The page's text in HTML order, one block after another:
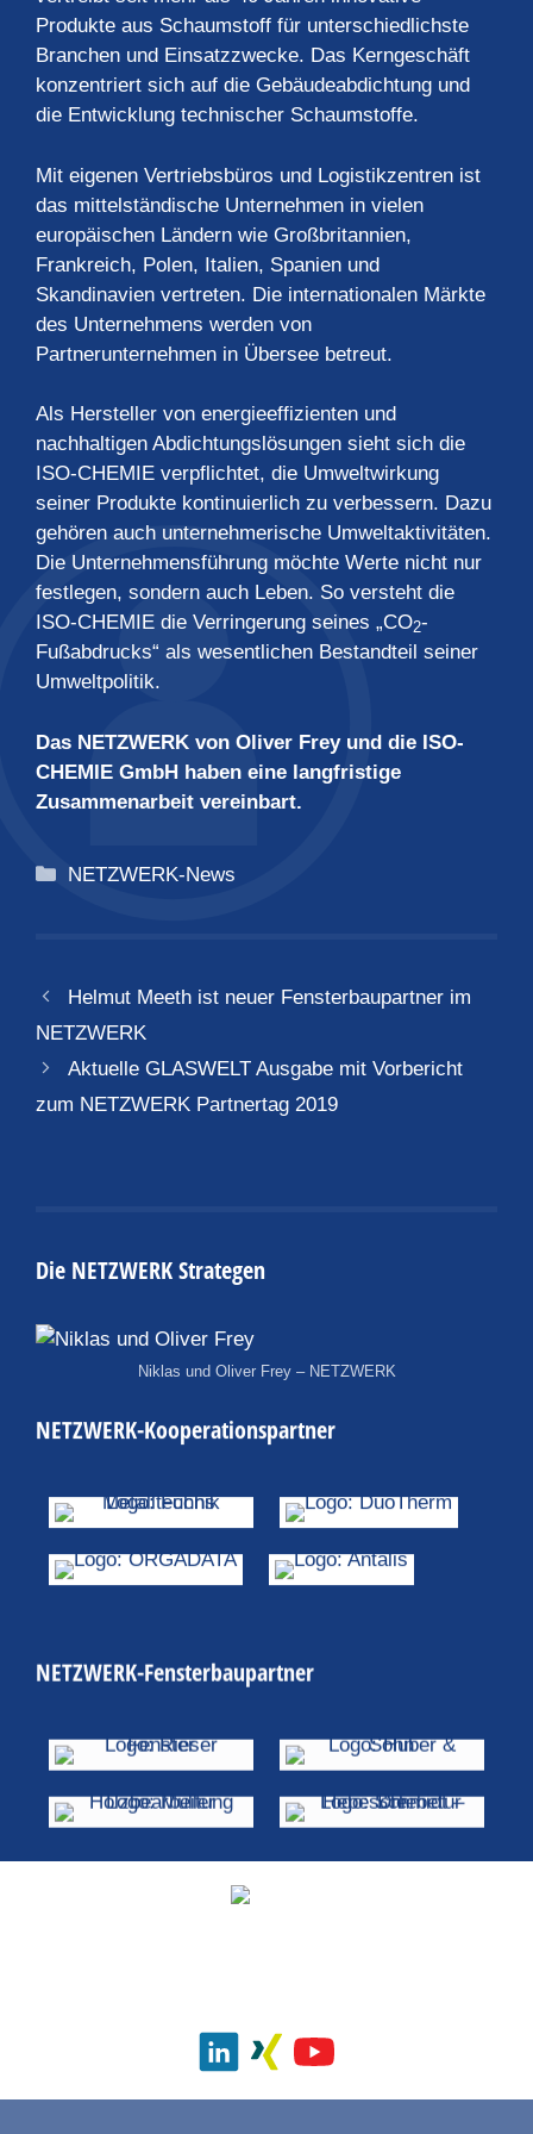
Produkte aus Schaumstoff für unterschiedlichste
Branchen und Einsatzzwecke. Das Kerngeschäft
konzentriert sich auf die Gebäudeabdichtung und
die Entwicklung technischer Schaumstoffe.
Mit eigenen Vertriebsbüros und Logistikzentren ist
das mittelständische Unternehmen in vielen
europäischen Ländern wie Großbritannien,
Frankreich, Polen, Italien, Spanien und
Skandinavien vertreten. Die internationalen Märkte
des Unternehmens werden von
Partnerunternehmen in Übersee betreut.
Als Hersteller von energieeffizienten und
nachhaltigen Abdichtungslösungen sieht sich die
ISO-CHEMIE verpflichtet, die Umweltwirkung
seiner Produkte kontinuierlich zu verbessern. Dazu
gehören auch unternehmerische Umweltaktivitäten.
Die Unternehmensführung möchte Werte nicht nur
festlegen, sondern auch Leben. So versteht die
ISO-CHEMIE die Verringerung seines „CO2-
Fußabdrucks“ als wesentlichen Bestandteil seiner
Umweltpolitik.
Das NETZWERK von Oliver Frey und die ISO-
CHEMIE GmbH haben eine langfristige
Zusammenarbeit vereinbart.
Kategorien
NETZWERK-News
Helmut Meeth ist neuer Fensterbaupartner im
NETZWERK
Aktuelle GLASWELT Ausgabe mit Vorbericht
zum NETZWERK Partnertag 2019
Die NETZWERK Strategen
Niklas und Oliver Frey – NETZWERK
NETZWERK-Kooperationspartner